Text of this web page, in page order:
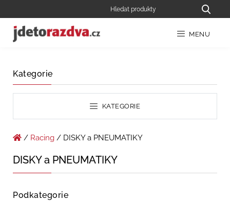
MENU
Kategorie
KATEGORIE
/ Racing / DISKY a PNEUMATIKY
DISKY a PNEUMATIKY
Podkategorie